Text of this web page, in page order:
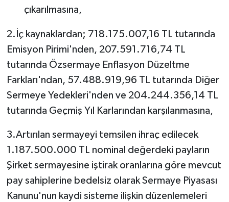
çıkarılmasına,
2.İç kaynaklardan; 718.175.007,16 TL tutarında
Emisyon Pirimi'nden, 207.591.716,74 TL
tutarında Özsermaye Enflasyon Düzeltme
Farkları'ndan, 57.488.919,96 TL tutarında Diğer
Sermeye Yedekleri'nden ve 204.244.356,14 TL
tutarında Geçmiş Yıl Karlarından karşılanmasına,
3.Artırılan sermayeyi temsilen ihraç edilecek
1.187.500.000 TL nominal değerdeki payların
Şirket sermayesine iştirak oranlarına göre mevcut
pay sahiplerine bedelsiz olarak Sermaye Piyasası
Kanunu'nun kaydi sisteme ilişkin düzenlemeleri